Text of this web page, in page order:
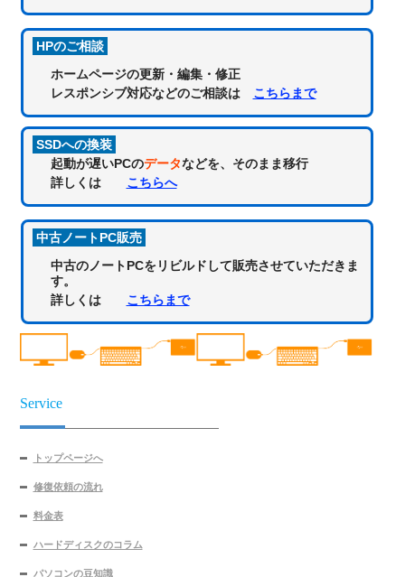
HPのご相談
ホームページの更新・編集・修正
レスポンシブ対応などのご相談は こちらまで
SSDへの換装
起動が遅いPCのデータなどを、そのまま移行
詳しくは こちらへ
中古ノートPC販売
中古のノートPCをリビルドして販売させていただきま
す。
詳しくは こちらまで
Service
トップページへ
修復依頼の流れ
料金表
ハードディスクのコラム
パソコンの豆知識